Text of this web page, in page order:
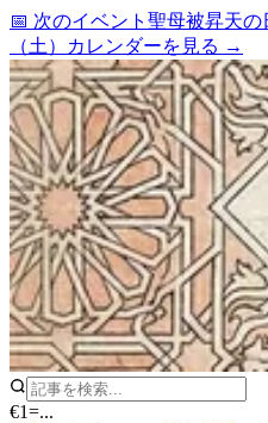
📅 次のイベント 聖母被昇天の
（土）
カレンダーを見る →
€1=...